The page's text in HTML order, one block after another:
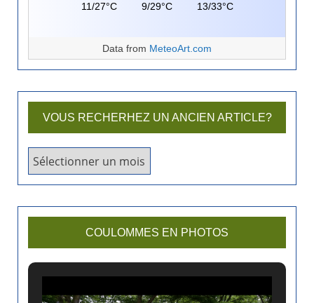
11/27°C 9/29°C 13/33°C
Data from MeteoArt.com
VOUS RECHERHEZ UN ANCIEN ARTICLE?
V
o
u
s
h
COULOMMES EN PHOTOS